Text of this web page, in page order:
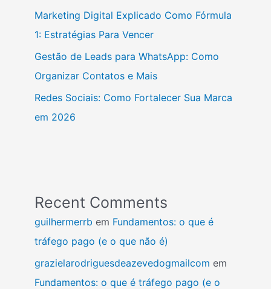
Marketing Digital Explicado Como Fórmula
1: Estratégias Para Vencer
Gestão de Leads para WhatsApp: Como
Organizar Contatos e Mais
Redes Sociais: Como Fortalecer Sua Marca
em 2026
Recent Comments
guilhermerrb em Fundamentos: o que é
tráfego pago (e o que não é)
grazielarodriguesdeazevedogmailcom em
Fundamentos: o que é tráfego pago (e o